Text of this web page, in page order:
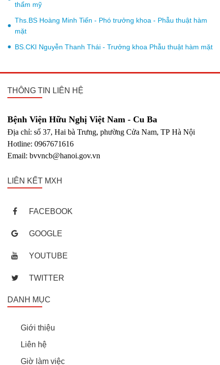
thẩm mỹ
Ths.BS Hoàng Minh Tiến - Phó trưởng khoa - Phẫu thuật hàm
mặt
BS.CKI Nguyễn Thanh Thái - Trưởng khoa Phẫu thuật hàm mặt
THÔNG TIN LIÊN HỆ
Bệnh Viện Hữu Nghị Việt Nam - Cu Ba
Địa chỉ: số 37, Hai bà Trưng, phường Cửa Nam, TP Hà Nội
Hotline: 0967671616
Email: bvvncb@hanoi.gov.vn
LIÊN KẾT MXH
FACEBOOK
GOOGLE
YOUTUBE
TWITTER
DANH MỤC
Giới thiệu
Liên hệ
Giờ làm việc